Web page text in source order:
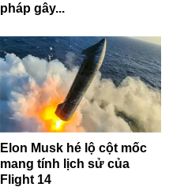
pháp gây...
Elon Musk hé lộ cột mốc
mang tính lịch sử của
Flight 14